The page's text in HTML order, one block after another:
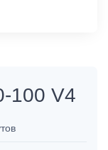
100 V4